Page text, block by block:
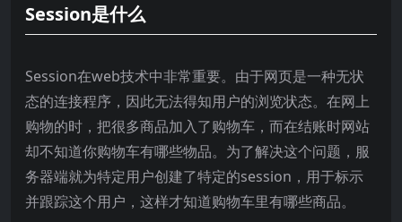
Session是什么
Session在web技术中非常重要。由于网页是一种无状
态的连接程序，因此无法得知用户的浏览状态。在网上
购物的时，把很多商品加入了购物车，而在结账时网站
却不知道你购物车有哪些物品。为了解决这个问题，服
务器端就为特定用户创建了特定的session，用于标示
并跟踪这个用户，这样才知道购物车里有哪些商品。